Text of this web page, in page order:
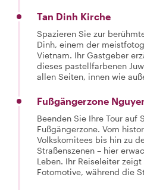
Tan Dinh Kirche
Spazieren Sie zur
Dinh, einem der
Vietnam. Ihr Gastgeber
dieses pastellfarbenen
allen Seiten, innen wie
Fußgängerzone
Beenden Sie Ihre Tour auf
Fußgängerzone. Vom
Volkskomitees bis hin zu
Straßenszenen – hier
Leben. Ihr Reiseleiter
Fotomotive, während die